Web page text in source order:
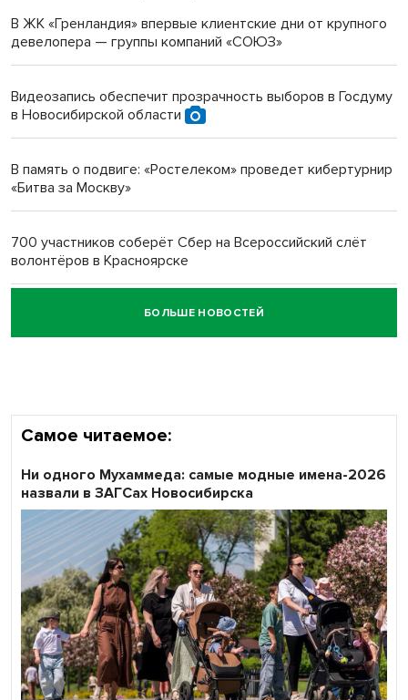
Новосибирский преподаватель с женой вошли в топ-16
В ЖК «Гренландия» впервые клиентские дни от крупного
девелопера — группы компаний «СОЮЗ»
Видеозапись обеспечит прозрачность выборов в Госдуму
в Новосибирской области
В память о подвиге: «Ростелеком» проведет кибертурнир
«Битва за Москву»
700 участников соберёт Сбер на Всероссийский слёт
волонтёров в Красноярске
Честный выбор: видеонаблюдение обеспечит
объективность результатов ЕДГ в Новосибирской
БОЛЬШЕ НОВОСТЕЙ
Самое читаемое:
Ни одного Мухаммеда: самые модные имена-2026
назвали в ЗАГСах Новосибирска